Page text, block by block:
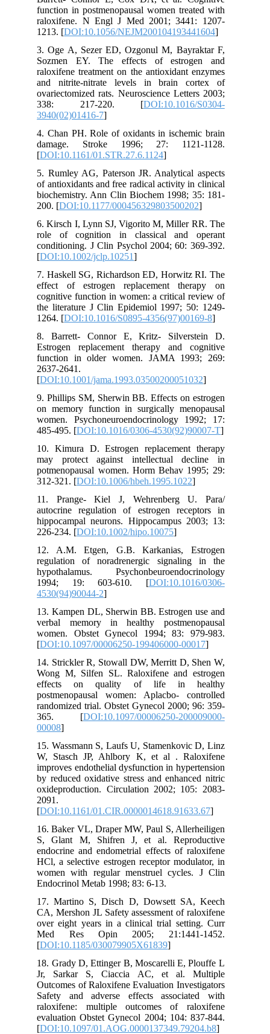
function in postmenopausal women treated with
raloxifene. N Engl J Med 2001; 3441: 1207-
1213. [DOI:10.1056/NEJM200104193441604
3. Oge A, Sezer ED, Ozgonul M, Bayraktar F,
Sozmen EY. The effects of estrogen and
raloxifene treatment on the antioxidant enzymes
and nitrite-nitrate levels in brain cortex of
ovariectomized rats. Neuroscience Letters 2003;
338: 217-220. [DOI:10.1016/S0304-
3940(02)01416-7
4. Chan PH. Role of oxidants in ischemic brain
damage. Stroke 1996; 27: 1121-1128.
[DOI:10.1161/01.STR.27.6.1124
5. Rumley AG, Paterson JR. Analytical aspects
of antioxidants and free radical activity in clinical
biochemistry. Ann Clin Biochem 1998; 35: 181-
200. [DOI:10.1177/000456329803500202
6. Kirsch I, Lynn SJ, Vigorito M, Miller RR. The
role of cognition in classical and operant
conditioning. J Clin Psychol 2004; 60: 369-392.
[DOI:10.1002/jclp.10251
7. Haskell SG, Richardson ED, Horwitz RI. The
effect of estrogen replacement therapy on
cognitive function in women: a critical review of
the literature J Clin Epidemiol 1997; 50: 1249-
1264. [DOI:10.1016/S0895-4356(97)00169-8
8. Barrett- Connor E, Kritz- Silverstein D.
Estrogen replacement therapy and cognitive
function in older women. JAMA 1993; 269:
2637-2641.
[DOI:10.1001/jama.1993.03500200051032
9. Phillips SM, Sherwin BB. Effects on estrogen
on memory function in surgically menopausal
women. Psychoneuroendocrinology 1992; 17:
485-495. [DOI:10.1016/0306-4530(92)90007-T
10. Kimura D. Estrogen replacement therapy
may protect against intellectual decline in
potmenopausal women. Horm Behav 1995; 29:
312-321. [DOI:10.1006/hbeh.1995.1022
11. Prange- Kiel J, Wehrenberg U. Para/
autocrine regulation of estrogen receptors in
hippocampal neurons. Hippocampus 2003; 13:
226-234. [DOI:10.1002/hipo.10075
12. A.M. Etgen, G.B. Karkanias, Estrogen
regulation of noradrenergic signaling in the
hypothalamus. Psychonbeuroendocrinology
1994; 19: 603-610. [DOI:10.1016/0306-
4530(94)90044-2
13. Kampen DL, Sherwin BB. Estrogen use and
verbal memory in healthy postmenopausal
women. Obstet Gynecol 1994; 83: 979-983.
[DOI:10.1097/00006250-199406000-00017
14. Strickler R, Stowall DW, Merritt D, Shen W,
Wong M, Silfen SL. Raloxifene and estrogen
effects on quality of life in healthy
postmenopausal women: Aplacbo- controlled
randomized trial. Obstet Gynecol 2000; 96: 359-
365. [DOI:10.1097/00006250-200009000-
00008
15. Wassmann S, Laufs U, Stamenkovic D, Linz
W, Stasch JP, Ahlbory K, et al . Raloxifene
improves endothelial dysfunction in hypertension
by reduced oxidative stress and enhanced nitric
oxideproduction. Circulation 2002; 105: 2083-
2091.
[DOI:10.1161/01.CIR.0000014618.91633.67
16. Baker VL, Draper MW, Paul S, Allerheiligen
S, Glant M, Shifren J, et al. Reproductive
endocrine and endometrial effects of raloxifene
HCl, a selective estrogen receptor modulator, in
women with regular menstruel cycles. J Clin
Endocrinol Metab 1998; 83: 6-13.
17. Martino S, Disch D, Dowsett SA, Keech
CA, Mershon JL Safety assessment of raloxifene
over eight years in a clinical trial setting. Curr
Med Res Opin 2005; 21:1441-1452.
[DOI:10.1185/030079905X61839
18. Grady D, Ettinger B, Moscarelli E, Plouffe L
Jr, Sarkar S, Ciaccia AC, et al. Multiple
Outcomes of Raloxifene Evaluation Investigators
Safety and adverse effects associated with
raloxifene: multiple outcomes of raloxifene
evaluation Obstet Gynecol 2004; 104: 837-844.
[DOI:10.1097/01.AOG.0000137349.79204.b8